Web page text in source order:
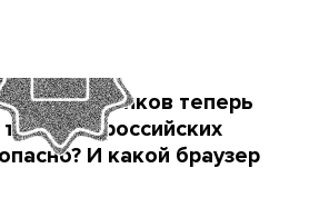
других банков теперь
в российских
И какой браузер